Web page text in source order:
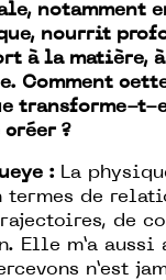
notamment
nourrit
à la matière,
Comment
transforme-t-
créer ?
: La
termes de
de
Elle m’a aussi
n’est